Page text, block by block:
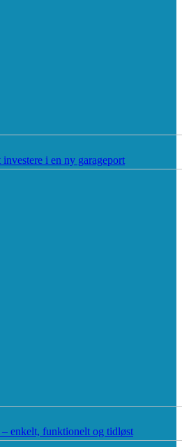
i en ny garageport
enkelt, funktionelt og tidløst